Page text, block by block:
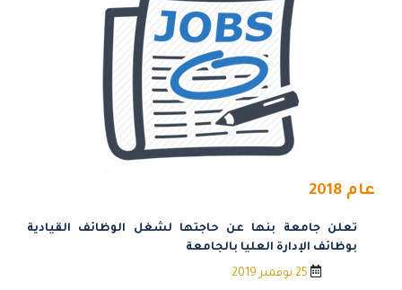
عام 2018
تعلن جامعة بنها عن حاجتها لشغل الوظائف القيادية
بوظائف الإدارة العليا بالجامعة